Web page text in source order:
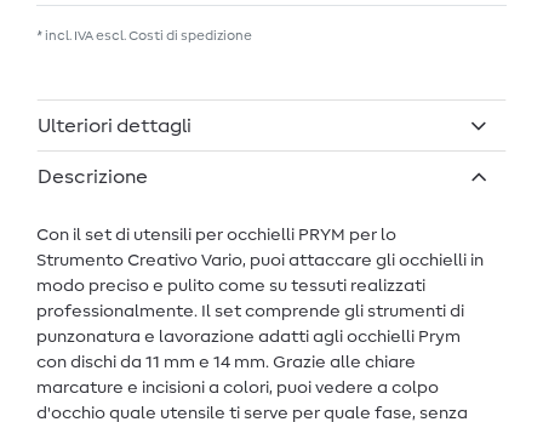
* incl. IVA escl.Costi di spedizione
Ulteriori dettagli
Descrizione
Con il set di utensili per occhielli PRYM per lo
Strumento Creativo Vario, puoi attaccare gli occhielli in
modo preciso e pulito come su tessuti realizzati
professionalmente. Il set comprende gli strumenti di
punzonatura e lavorazione adatti agli occhielli Prym
con dischi da 11 mm e 14 mm. Grazie alle chiare
marcature e incisioni a colori, puoi vedere a colpo
d'occhio quale utensile ti serve per quale fase, senza